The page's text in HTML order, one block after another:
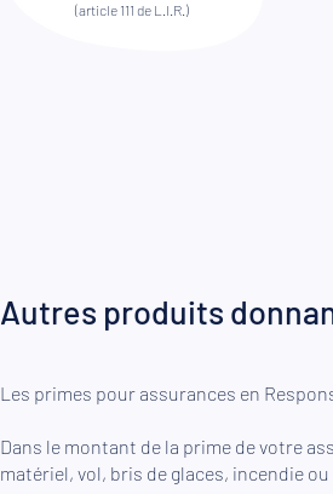
(article 111 de L.I.R.)
Autres produits
Les primes pour assurances en
Dans le montant de la prime de votre
matériel, vol, bris de glaces, incendie